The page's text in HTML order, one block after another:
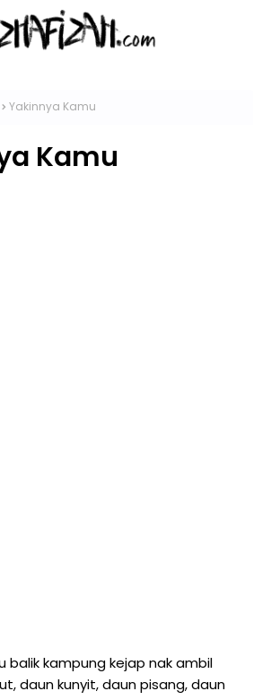
Yakinnya Kamu
Kamu
balik kampung kejap nak ambil
daun kunyit, daun pisang, daun